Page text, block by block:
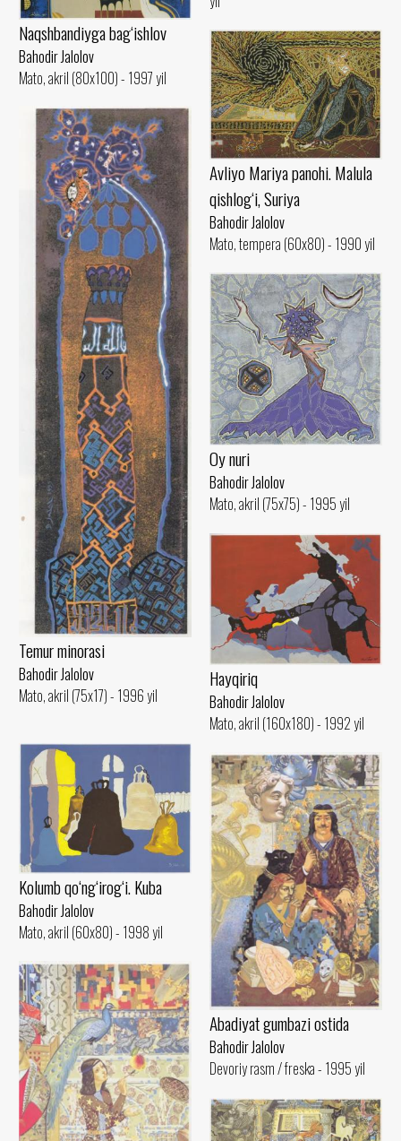
Naqshbandiyga bag‘ishlov
Bahodir Jalolov
Mato, akril (80x100) - 1997 yil
Avliyo Mariya panohi. Malula
qishlog‘i, Suriya
Bahodir Jalolov
Mato, tempera (60x80) - 1990 yil
Temur minorasi
Bahodir Jalolov
Mato, akril (75x17) - 1996 yil
Oy nuri
Bahodir Jalolov
Mato, akril (75x75) - 1995 yil
Hayqiriq
Bahodir Jalolov
Mato, akril (160x180) - 1992 yil
Kolumb qo‘ng‘irog‘i. Kuba
Bahodir Jalolov
Mato, akril (60x80) - 1998 yil
Abadiyat gumbazi ostida
Bahodir Jalolov
Devoriy rasm / freska - 1995 yil